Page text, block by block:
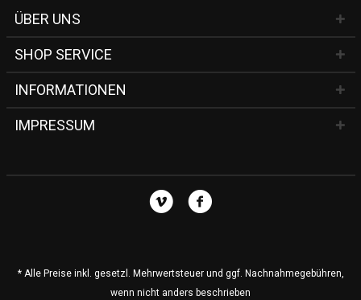
ÜBER UNS
SHOP SERVICE
INFORMATIONEN
IMPRESSUM
* Alle Preise inkl. gesetzl. Mehrwertsteuer und ggf. Nachnahmegebühren,
wenn nicht anders beschrieben